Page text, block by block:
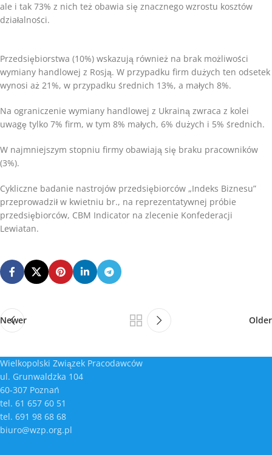
ale i tak 73% z nich też obawia się znacznego wzrostu kosztów
działalności.
Przedsiębiorstwa (10%) wskazują również na brak możliwości
wymiany handlowej z Rosją. W przypadku firm dużych ten odsetek
wynosi aż 21%, w przypadku średnich 13%, a małych 8%.
Na ograniczenie wymiany handlowej z Ukrainą zwraca z kolei
uwagę tylko 7% firm, w tym 8% małych, 6% dużych i 5% średnich.
W najmniejszym stopniu firmy obawiają się braku pracowników
(3%).
Cykliczne badanie nastrojów przedsiębiorców „Indeks Biznesu”
przeprowadził w kwietniu br., na reprezentatywnej próbie
przedsiębiorców, CBM Indicator na zlecenie Konfederacji
Lewiatan.
Newer Older
Wielkopolski Związek Pracodawców
ul. Grunwaldzka 104
60-307 Poznań
tel. 61 657 60 51
tel. 691 98 68 68
biuro@wzp.org.pl